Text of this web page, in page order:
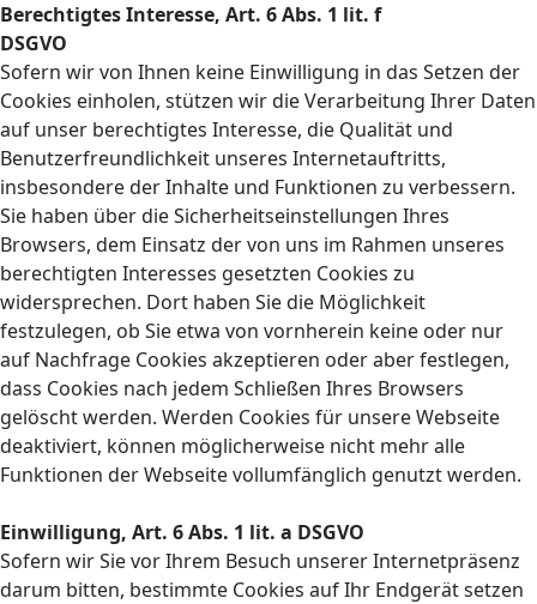
Berechtigtes Interesse, Art. 6 Abs. 1 lit. f
DSGVO
Sofern wir von Ihnen keine Einwilligung in das Setzen der
Cookies einholen, stützen wir die Verarbeitung Ihrer Daten
auf unser berechtigtes Interesse, die Qualität und
Benutzerfreundlichkeit unseres Internetauftritts,
insbesondere der Inhalte und Funktionen zu verbessern.
Sie haben über die Sicherheitseinstellungen Ihres
Browsers, dem Einsatz der von uns im Rahmen unseres
berechtigten Interesses gesetzten Cookies zu
widersprechen. Dort haben Sie die Möglichkeit
festzulegen, ob Sie etwa von vornherein keine oder nur
auf Nachfrage Cookies akzeptieren oder aber festlegen,
dass Cookies nach jedem Schließen Ihres Browsers
gelöscht werden. Werden Cookies für unsere Webseite
deaktiviert, können möglicherweise nicht mehr alle
Funktionen der Webseite vollumfänglich genutzt werden.
Einwilligung, Art. 6 Abs. 1 lit. a DSGVO
Sofern wir Sie vor Ihrem Besuch unserer Internetpräsenz
darum bitten, bestimmte Cookies auf Ihr Endgerät setzen